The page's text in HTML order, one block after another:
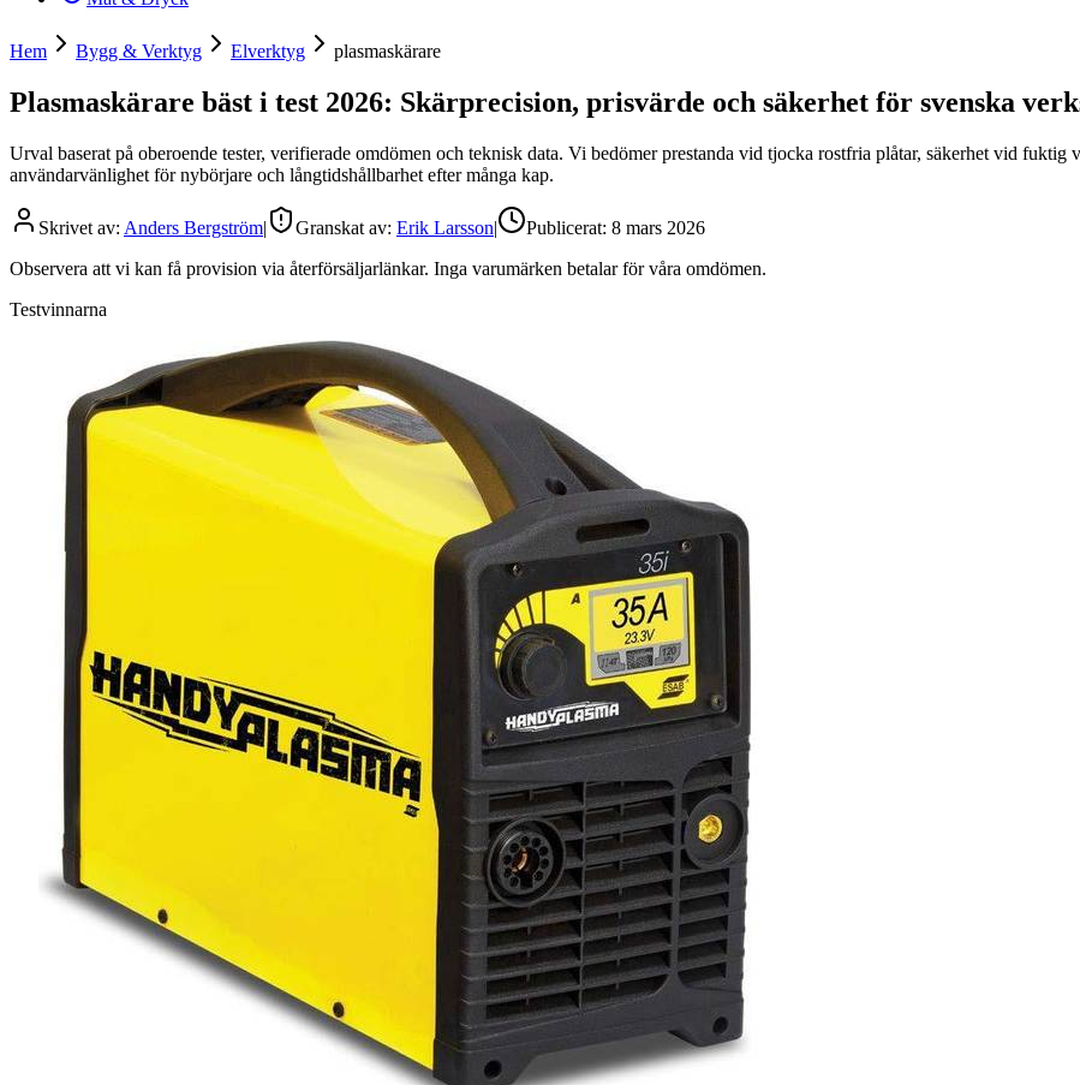
Hem Bygg & Verktyg Elverktyg plasmaskärare
Plasmaskärare bäst i test 2026: Skärprecision, prisvärde och säkerhet för svenska
Urval baserat på oberoende tester, verifierade omdömen och teknisk data. Vi bedömer prestanda vid tjocka rostfria plåtar, säkerhet vid
användarvänlighet för nybörjare och långtidshållbarhet efter många kap.
Skrivet av: Anders Bergström| Granskat av: Erik Larsson| Publicerat: 8 mars 2026
Observera att vi kan få provision via återförsäljarlänkar. Inga varumärken betalar för våra omdömen.
Testvinnarna